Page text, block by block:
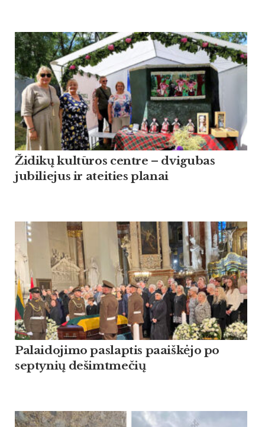
Židikų kultūros centre – dvigubas
jubiliejus ir ateities planai
Palaidojimo paslaptis paaiškėjo po
septynių dešimtmečių